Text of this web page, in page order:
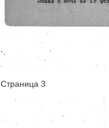
Страница 3